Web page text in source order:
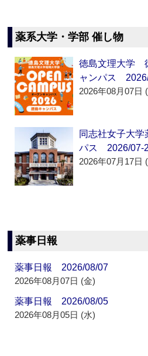
薬系大学・学部 催し物
徳島文理大学
ャンパス
2026年08月07日
同志社女子大
パス 2026/07-
2026年07月17日
薬事日報
薬事日報 2026/08/07
2026年08月07日 (金)
薬事日報 2026/08/05
2026年08月05日 (水)